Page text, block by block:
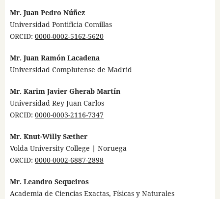
Mr. Juan Pedro Núñez
Universidad Pontificia Comillas
ORCID: 0000-0002-5162-5620
Mr. Juan Ramón Lacadena
Universidad Complutense de Madrid
Mr. Karim Javier Gherab Martín
Universidad Rey Juan Carlos
ORCID: 0000-0003-2116-7347
Mr. Knut-Willy Sæther
Volda University College | Noruega
ORCID: 0000-0002-6887-2898
Mr. Leandro Sequeiros
Academia de Ciencias Exactas, Físicas y Naturales